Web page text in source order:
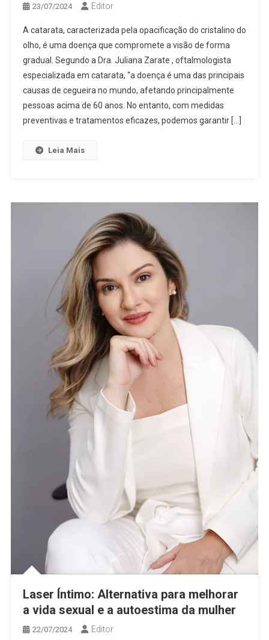
23/07/2024 Editor
A catarata, caracterizada pela opacificação do cristalino do
olho, é uma doença que compromete a visão de forma
gradual. Segundo a Dra. Juliana Zarate , oftalmologista
especializada em catarata, “a doença é uma das principais
causas de cegueira no mundo, afetando principalmente
pessoas acima de 60 anos. No entanto, com medidas
preventivas e tratamentos eficazes, podemos garantir […]
Leia Mais
Laser Íntimo: Alternativa para melhorar
a vida sexual e a autoestima da mulher
22/07/2024 Editor